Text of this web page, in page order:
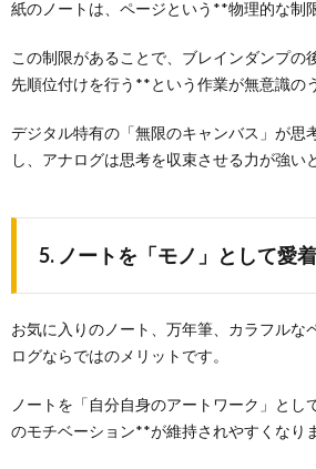
紙のノートは、ページという**物理的な制
この制限があることで、ブレインダンプの
先順位付けを行う**という作業が無意識の
デジタル特有の「無限のキャンバス」が思
し、アナログは思考を収束させる力が強い
5. ノートを「モノ」として愛
お気に入りのノート、万年筆、カラフルな
ログならではのメリットです。
ノートを「自分自身のアートワーク」と
のモチベーション**が維持されやすくなり